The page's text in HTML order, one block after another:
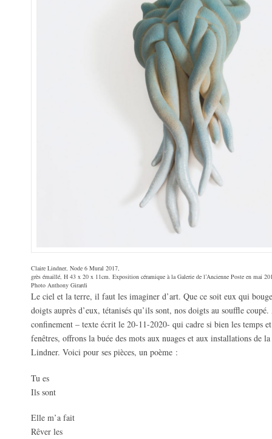
Claire Lindner, Node 6 Mural 2017,
grès émaillé, H 43 x 20 x 11cm. Exposition céramique à la Galerie de l’Ancienne Poste en mai
Photo Anthony Girardi
Le ciel et la terre, il faut les imaginer d’art. Que ce soit eux qui
doigts auprès d’eux, tétanisés qu’ils sont, nos doigts au souffle
confinement – texte écrit le 20-11-2020- qui cadre si bien les temps et
fenêtres, offrons la buée des mots aux nuages et aux installations de
Lindner. Voici pour ses pièces, un poème :
Tu es
Ils sont
Elle m’a fait
Rêver les